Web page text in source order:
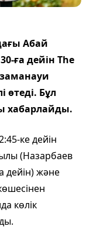
Абай
ға дейін The
өтеді. Бұл
хабарлайды.
ке дейін
(Назарбаев
дейін) және
көлік